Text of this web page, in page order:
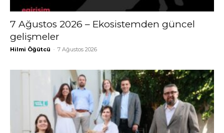
7 Ağustos 2026 – Ekosistemden güncel
gelişmeler
Hilmi Öğütcü - 7 Ağustos 2026